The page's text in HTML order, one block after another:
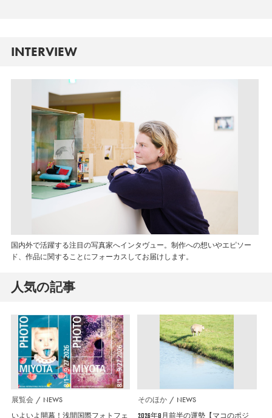
INTERVIEW
国内外で活躍する注目の写真家へインタヴュー。制作への想いやエピソー
ド、作品に関することにフォーカスしてお届けします。
人気の記事
展覧会 NEWS そのほか NEWS